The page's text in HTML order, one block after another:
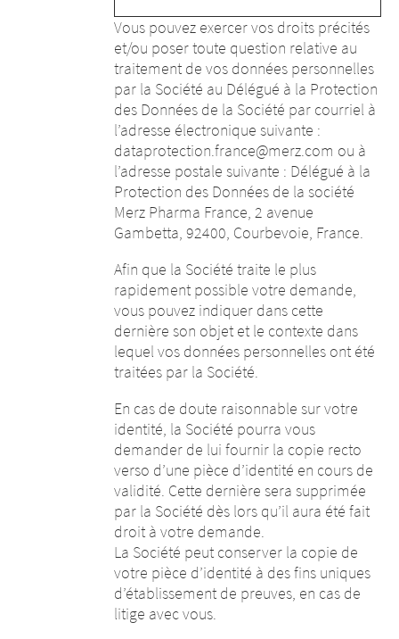
Vous pouvez exercer vos droits précités
et/ou poser toute question relative au
traitement de vos données personnelles
par la Société au Délégué à la Protection
des Données de la Société par courriel à
l’adresse électronique suivante :
dataprotection.france@merz.com ou à
l’adresse postale suivante : Délégué à la
Protection des Données de la société
Merz Pharma France, 2 avenue
Gambetta, 92400, Courbevoie, France.
Afin que la Société traite le plus
rapidement possible votre demande,
vous pouvez indiquer dans cette
dernière son objet et le contexte dans
lequel vos données personnelles ont été
traitées par la Société.
En cas de doute raisonnable sur votre
identité, la Société pourra vous
demander de lui fournir la copie recto
verso d’une pièce d’identité en cours de
validité. Cette dernière sera supprimée
par la Société dès lors qu’il aura été fait
droit à votre demande.
La Société peut conserver la copie de
votre pièce d’identité à des fins uniques
d’établissement de preuves, en cas de
litige avec vous.